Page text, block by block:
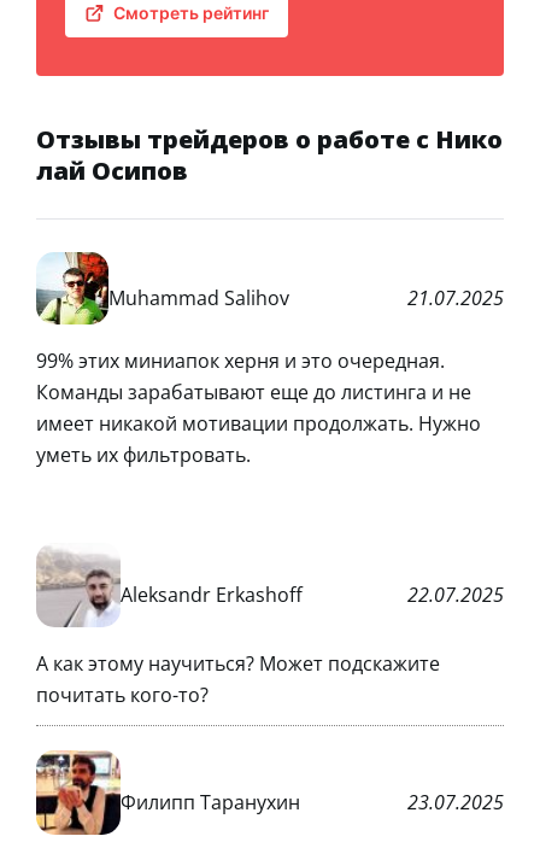
Смотреть рейтинг
Отзывы трейдеров о работе с Нико
лай Осипов
Muhammad Salihov 21.07.2025
99% этих миниапок херня и это очередная.
Команды зарабатывают еще до листинга и не
имеет никакой мотивации продолжать. Нужно
уметь их фильтровать.
Aleksandr Erkashoff 22.07.2025
А как этому научиться? Может подскажите
почитать кого-то?
Филипп Таранухин 23.07.2025